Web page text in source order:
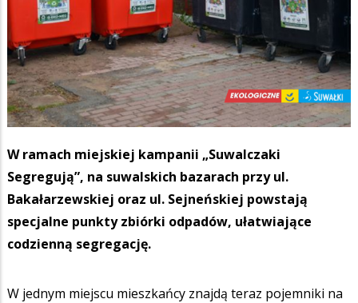
W ramach miejskiej kampanii „Suwalczaki
Segregują”, na suwalskich bazarach przy ul.
Bakałarzewskiej oraz ul. Sejneńskiej powstają
specjalne punkty zbiórki odpadów, ułatwiające
codzienną segregację.
W jednym miejscu mieszkańcy znajdą teraz pojemniki na